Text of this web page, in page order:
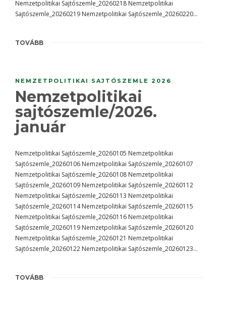
Nemzetpolitikai Sajtószemle_20260218 Nemzetpolitikai
Sajtószemle_20260219 Nemzetpolitikai Sajtószemle_20260220…
TOVÁBB
NEMZETPOLITIKAI SAJTÓSZEMLE 2026
Nemzetpolitikai
sajtószemle/2026.
január
Nemzetpolitikai Sajtószemle_20260105 Nemzetpolitikai
Sajtószemle_20260106 Nemzetpolitikai Sajtószemle_20260107
Nemzetpolitikai Sajtószemle_20260108 Nemzetpolitikai
Sajtószemle_20260109 Nemzetpolitikai Sajtószemle_20260112
Nemzetpolitikai Sajtószemle_20260113 Nemzetpolitikai
Sajtószemle_20260114 Nemzetpolitikai Sajtószemle_20260115
Nemzetpolitikai Sajtószemle_20260116 Nemzetpolitikai
Sajtószemle_20260119 Nemzetpolitikai Sajtószemle_20260120
Nemzetpolitikai Sajtószemle_20260121 Nemzetpolitikai
Sajtószemle_20260122 Nemzetpolitikai Sajtószemle_20260123…
TOVÁBB